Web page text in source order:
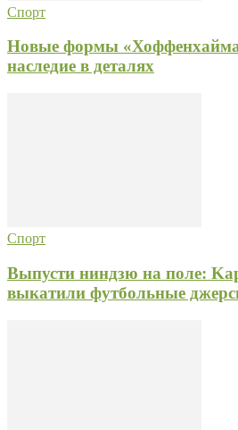
Спорт
Новые формы
наследие в деталях
Спорт
Выпусти ниндзю на поле:
выкатили футбольные